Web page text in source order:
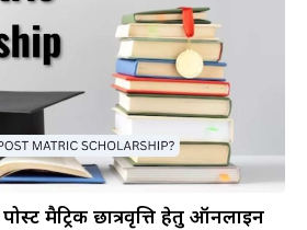
मैट्रिक छात्रवृत्ति हेतु ऑनलाइन